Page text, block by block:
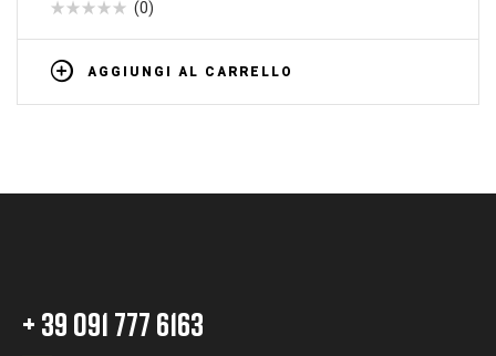
(0)
AGGIUNGI AL CARRELLO
+ 39 091 777 6163